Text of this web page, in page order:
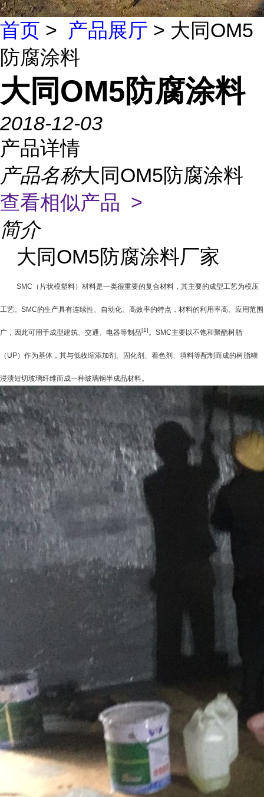
首页 > 产品展厅 > 大同OM5
防腐涂料
大同OM5防腐涂料
2018-12-03
产品详情
产品名称大同OM5防腐涂料
查看相似产品 >
简介
大同OM5防腐涂料厂家
SMC （片状模塑料）材料是一类很重要的复合材料，其主要的成型工艺为模压
工艺。 SMC的生产具有连续性、自动化、高效率的特点，材料的利用率高、应用范围
广，因此可用于成型建筑、交通、电器等制品[1]。 SMC主要以不饱和聚酯树脂
（ UP）作为基体，其与低收缩添加剂、固化剂、着色剂、填料等配制而成的树脂糊
浸渍短切玻璃纤维而成一种玻璃钢半成品材料。